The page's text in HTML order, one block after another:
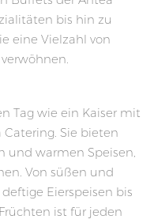
bis hin zu
eine Vielzahl von
Tag wie ein Kaiser mit
Sie bieten
und warmen Speisen,
Von süßen und
Eierspeisen bis
ist für jeden